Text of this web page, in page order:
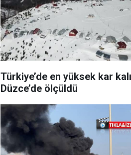
Türkiye’de en yüksek kar
Düzce’de ölçüldü